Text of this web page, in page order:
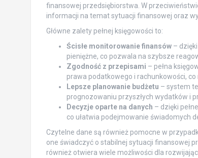
finansowej przedsiębiorstwa. W
informacji na temat sytuacji finansowej oraz
Główne zalety pełnej księgowości to:
Ścisłe monitorowanie finansów– dzięki
pieniężne, co pozwala na szybsze
Zgodność z przepisami – pełna
prawa podatkowego i rachunkowości,
Lepsze planowanie budżetu – system
prognozowaniu przyszłych wydatków i
Decyzje oparte na danych – dzięki
co ułatwia podejmowanie świadomych
Czytelne dane są również pomocne w
one świadczyć o stabilnej sytuacji finansowej
również otwiera wiele możliwości dla